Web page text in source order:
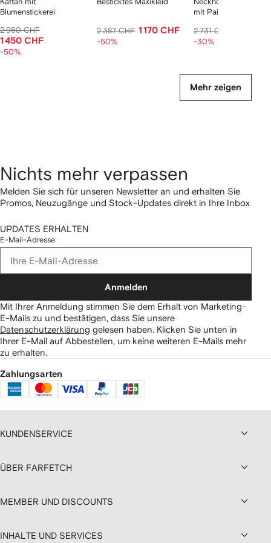
Kaftan mit
Blumenstickerei
2 960 CHF
1 450 CHF
-50%
Besticktes Maxikleid
2 387 CHF 1 170 CHF
-50%
Neckholder-Maxikleid
mit Pailletten
2 731 CHF
-30%
Mehr zeigen
Nichts mehr verpassen
Melden Sie sich für unseren Newsletter an und erhalten Sie
Promos, Neuzugänge und Stock-Updates direkt in Ihre Inbox
UPDATES ERHALTEN
E-Mail-Adresse
Anmelden
Mit Ihrer Anmeldung stimmen Sie dem Erhalt von Marketing-
E-Mails zu und bestätigen, dass Sie unsere
Datenschutzerklärung gelesen haben. Klicken Sie unten in
Ihrer E-Mail auf Abbestellen, um keine weiteren E-Mails mehr
zu erhalten.
Zahlungsarten
KUNDENSERVICE
ÜBER FARFETCH
MEMBER UND DISCOUNTS
INHALTE UND SERVICES